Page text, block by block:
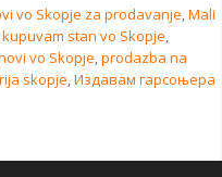
vo Skopje za prodavanje,Mali
kupuvam stan vo Skopje,
vo Skopje,prodazba na
skopje,Издавам гарсоњера